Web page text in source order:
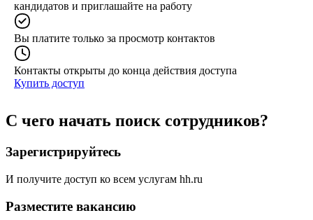
кандидатов и приглашайте на работу
Вы платите только за просмотр контактов
Контакты открыты до конца действия доступа
Купить доступ
С чего начать поиск сотрудников?
Зарегистрируйтесь
И получите доступ ко всем услугам hh.ru
Разместите вакансию